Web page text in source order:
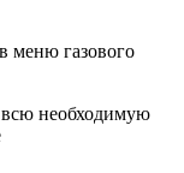
меню газового
необходимую